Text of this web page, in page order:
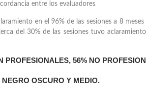
entre los evaluadores
en el 96% de las sesiones a 8
del 30% de las sesiones tuvo
PROFESIONALES, 56% NO
OSCURO Y MEDIO.